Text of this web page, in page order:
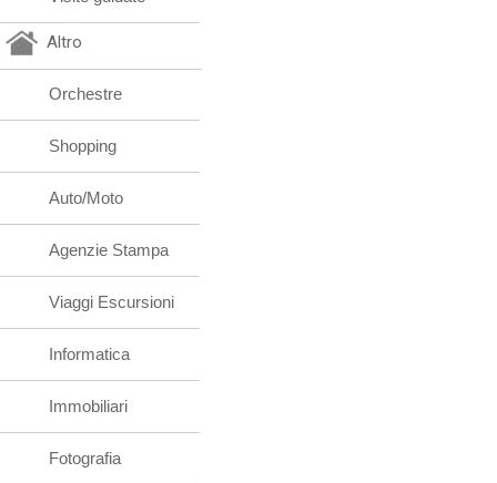
Altro
Orchestre
Shopping
Auto/Moto
Agenzie Stampa
Viaggi Escursioni
Informatica
Immobiliari
Fotografia